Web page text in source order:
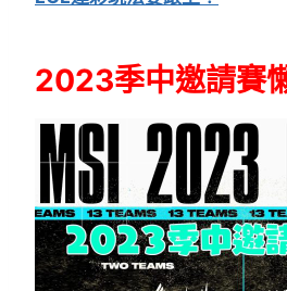
2023季中邀請賽